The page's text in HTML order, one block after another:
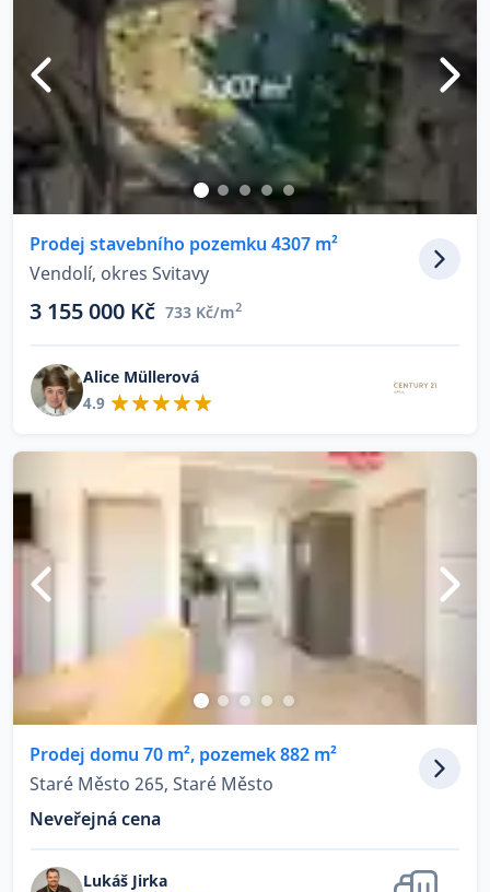
Prodej stavebního pozemku 4307 m²
Vendolí, okres Svitavy
3 155 000 Kč 733 Kč/m2
Alice Müllerová
4.9
Prodej domu 70 m², pozemek 882 m²
Staré Město 265, Staré Město
Neveřejná cena
Lukáš Jirka